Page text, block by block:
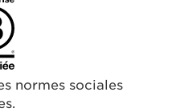
normes sociales